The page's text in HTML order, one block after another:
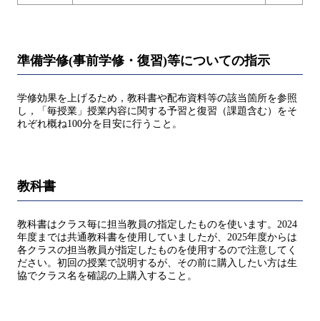
準備学修(事前学修・復習)等についての指示
学修効果を上げるため，教科書や配布資料等の該当箇所を参照
し，「毎授業」授業内容に関する予習と復習（課題含む）をそ
れぞれ概ね100分を目安に行うこと。
教科書
教科書はクラス毎に担当教員の指定したものを使います。2024
年度までは共通教科書を使用していましたが、2025年度からは
各クラスの担当教員が指定したものを使用するので注意してく
ださい。初回の授業で説明するが、その前に購入したい方は生
協でクラス名を確認の上購入すること。